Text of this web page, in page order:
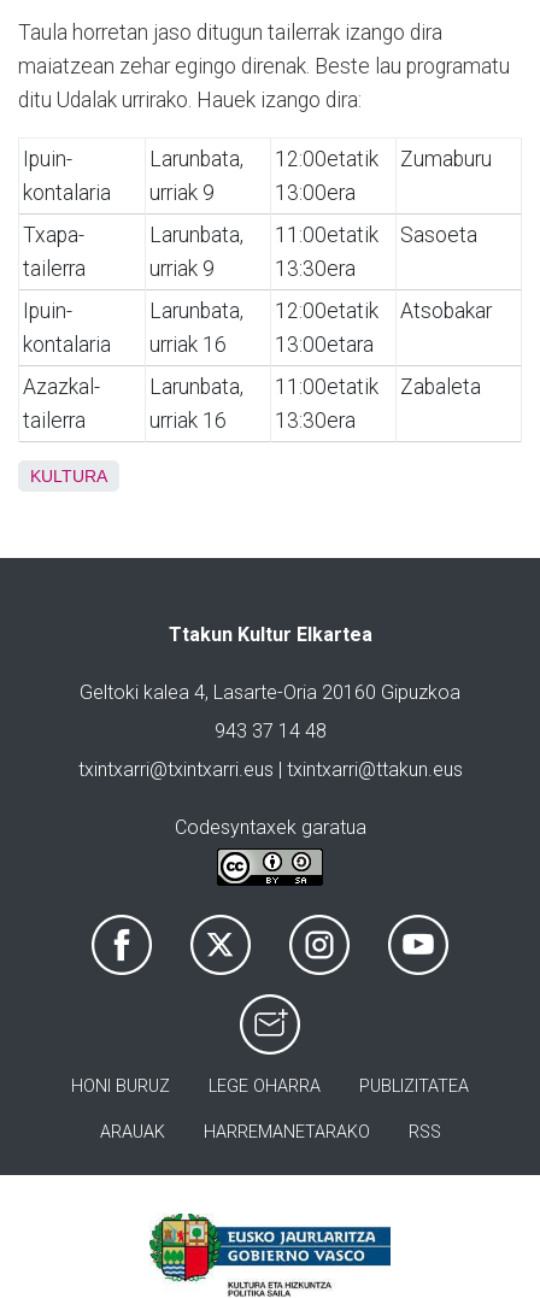
Taula horretan jaso ditugun tailerrak izango dira
maiatzean zehar egingo direnak. Beste lau programatu
ditu Udalak urrirako. Hauek izango dira:
Ipuin-
kontalaria
Larunbata,
urriak 9
12:00etatik
13:00era
Zumaburu
Txapa-
tailerra
Larunbata,
urriak 9
11:00etatik
13:30era
Sasoeta
Ipuin-
kontalaria
Larunbata,
urriak 16
12:00etatik
13:00etara
Atsobakar
Azazkal-
tailerra
Larunbata,
urriak 16
11:00etatik
13:30era
Zabaleta
KULTURA
Ttakun Kultur Elkartea
Geltoki kalea 4, Lasarte-Oria 20160 Gipuzkoa
943 37 14 48
txintxarri@txintxarri.eus | txintxarri@ttakun.eus
Codesyntaxek garatua
HONI BURUZ LEGE OHARRA PUBLIZITATEA
ARAUAK HARREMANETARAKO RSS